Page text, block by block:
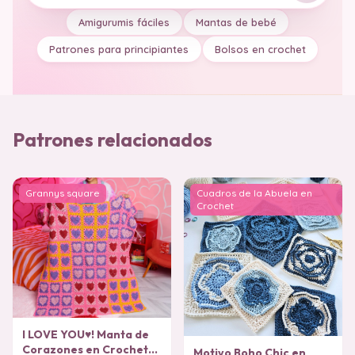
Amigurumis fáciles Mantas de bebé
Patrones para principiantes Bolsos en crochet
Patrones relacionados
Grannys square
I LOVE YOU♥️! Manta de
Corazones en Crochet
Cuadros de la Abuela en
Crochet